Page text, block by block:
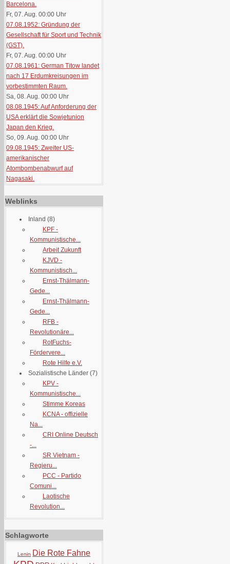
Barcelona.
Fr, 07. Aug. 00:00 Uhr
07.08.1952: Gründung der
Gesellschaft für Sport und Technik
(GST).
Fr, 07. Aug. 00:00 Uhr
07.08.1961: German Titow landet
nach 17 Erdumkreisungen im
vorbestimmten Raum.
Sa, 08. Aug. 00:00 Uhr
08.08.1945: Auf Anforderung der
USA erklärt die Sowjetunion
Japan den Krieg.
So, 09. Aug. 00:00 Uhr
09.08.1945: Zweiter US-
amerikanischer
Atombombenabwurf auf
Nagasaki.
Weblinks
Inland (8)
KPF -
Kommunistische...
Arbeit Zukunft
KJVD -
Kommunistisch...
Ernst-Thälmann-
Gede...
Ernst-Thälmann-
Gede...
RFB -
Revolutionäre...
RotFuchs-
Fördervere...
Rote Hilfe e.V.
Sozialistische Länder (7)
KPV -
Kommunistische...
Stimme Koreas
KCNA - offizielle
Na...
CRI Online Deutsch
-...
SR Vietnam -
Regieru...
PCC - Partido
Comuni...
Laotische
Revolution...
Schlagworte
Lenin Die Rote Fahne